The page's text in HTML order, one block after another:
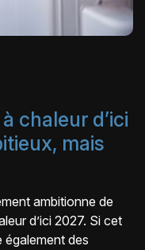
chaleur d’ici
mais
ambitionne de
d’ici 2027. Si cet
également des